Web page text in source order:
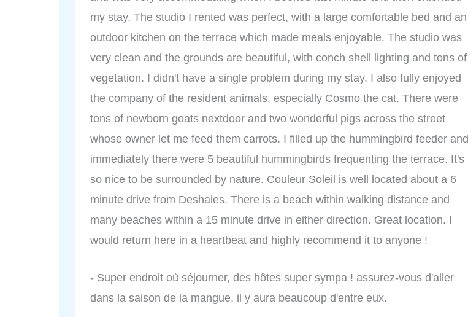
my stay. The studio I rented was perfect, with a large comfortable bed and an
outdoor kitchen on the terrace which made meals enjoyable. The studio was
very clean and the grounds are beautiful, with conch shell lighting and tons of
vegetation. I didn't have a single problem during my stay. I also fully enjoyed
the company of the resident animals, especially Cosmo the cat. There were
tons of newborn goats nextdoor and two wonderful pigs across the street
whose owner let me feed them carrots. I filled up the hummingbird feeder and
immediately there were 5 beautiful hummingbirds frequenting the terrace. It's
so nice to be surrounded by nature. Couleur Soleil is well located about a 6
minute drive from Deshaies. There is a beach within walking distance and
many beaches within a 15 minute drive in either direction. Great location. I
would return here in a heartbeat and highly recommend it to anyone !
- Super endroit où séjourner, des hôtes super sympa ! assurez-vous d'aller
dans la saison de la mangue, il y aura beaucoup d'entre eux.